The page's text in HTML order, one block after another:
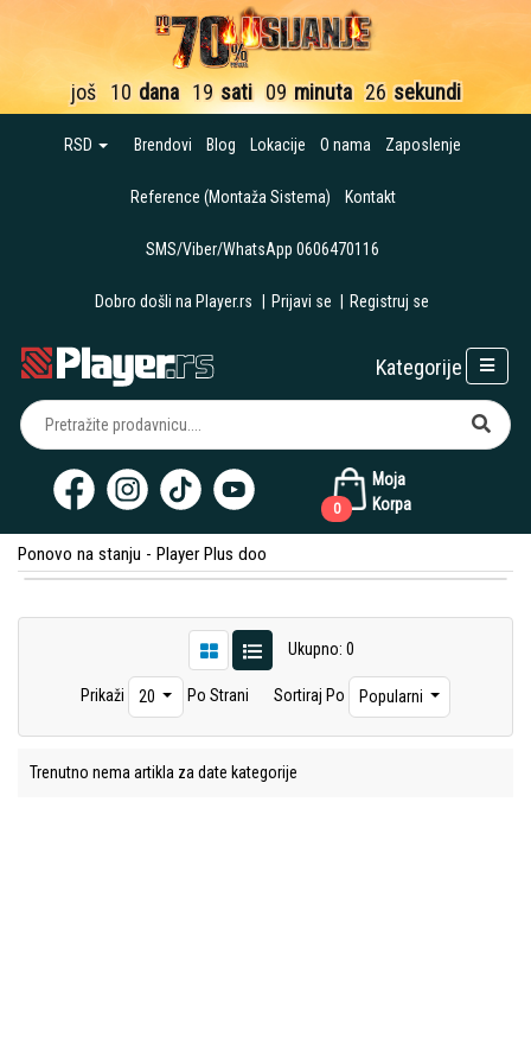
još 10 dana 19 sati 09 minuta 25 sekundi
RSD Brendovi Blog Lokacije O nama Zaposlenje
Reference (Montaža Sistema) Kontakt
SMS/Viber/WhatsApp 0606470116
Dobro došli na Player.rs Prijavi se Registruj se
Moja
Korpa
0
Kategorije
Ponovo na stanju - Player Plus doo
Ukupno: 0
Prikaži 20 Po Strani Sortiraj Po Popularni
Trenutno nema artikla za date kategorije